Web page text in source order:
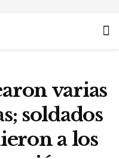
varias
soldados
a los